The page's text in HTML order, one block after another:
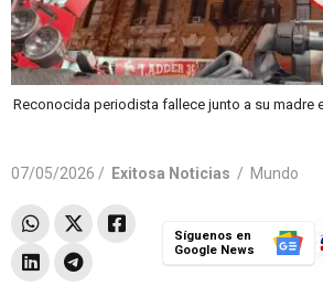
Reconocida periodista fallece junto a su madre
07/05/2026 / Exitosa Noticias / Mundo
Síguenos en
Google News